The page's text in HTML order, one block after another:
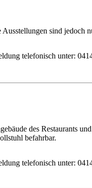
sind jedoch
telefonisch unter:
des Restaurants
befahrbar.
telefonisch unter: